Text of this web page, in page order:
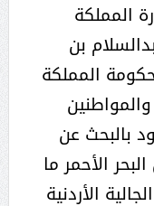
المملكة
بن
المملكة
بالبحث عن
الأحمر ما
الأردنية